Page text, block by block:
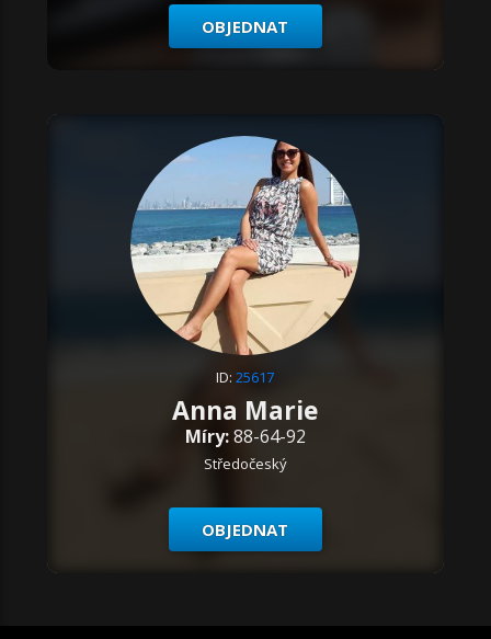
OBJEDNAT
ID:25617
Anna Marie
Míry:88-64-92
Středočeský
OBJEDNAT